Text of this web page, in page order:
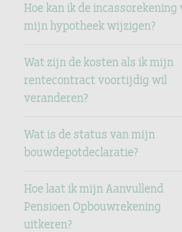
Hoe kan ik de incassorekening
mijn hypotheek wijzigen?
Wat zijn de kosten als ik mijn
rentecontract voortijdig wil
veranderen?
Wat is de status van mijn
bouwdepotdeclaratie?
Hoe laat ik mijn Aanvullend
Pensioen Opbouwrekening
uitkeren?